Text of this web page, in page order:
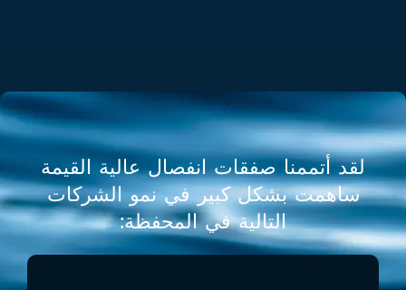
لقد أتممنا صفقات انفصال عالية القيمة
ساهمت بشكل كبير في نمو الشركات
التالية في المحفظة: